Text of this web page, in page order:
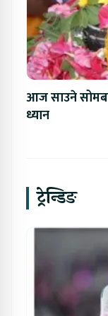
आज साउने
ध्यान
ट्रेन्डिङ